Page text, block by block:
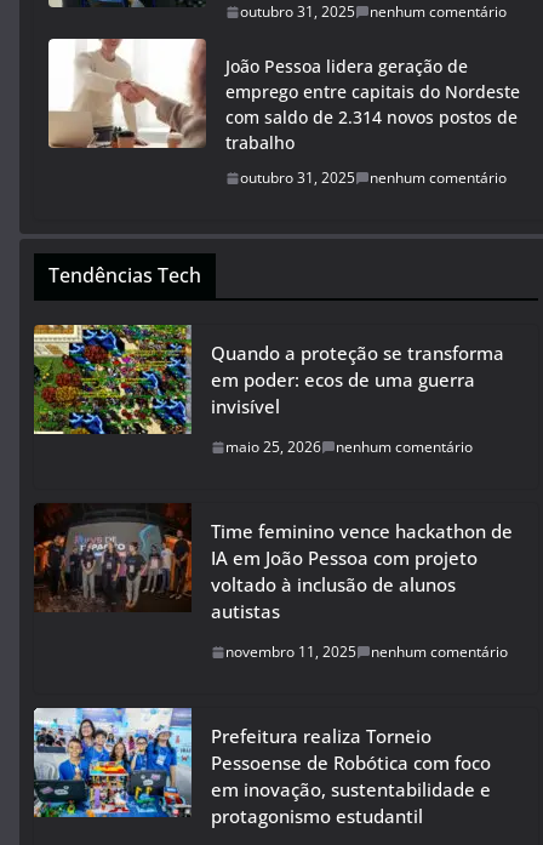
outubro 31, 2025 nenhum comentário
João Pessoa lidera geração de
emprego entre capitais do Nordeste
com saldo de 2.314 novos postos de
trabalho
outubro 31, 2025 nenhum comentário
Tendências Tech
Quando a proteção se transforma
em poder: ecos de uma guerra
invisível
maio 25, 2026 nenhum comentário
Time feminino vence hackathon de
IA em João Pessoa com projeto
voltado à inclusão de alunos
autistas
novembro 11, 2025 nenhum comentário
Prefeitura realiza Torneio
Pessoense de Robótica com foco
em inovação, sustentabilidade e
protagonismo estudantil